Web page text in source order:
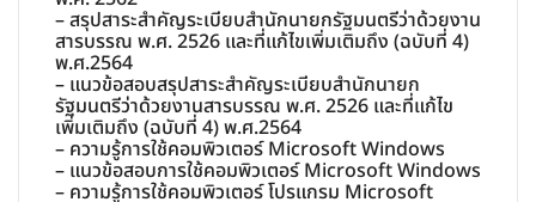
– สรุปสาระสำคัญระเบียบสำนักนายกรัฐมนตรีว่าด้วยงาน
สารบรรณ พ.ศ. 2526 และที่แก้ไขเพิ่มเติมถึง (ฉบับที่ 4)
พ.ศ.2564
– แนวข้อสอบสรุปสาระสำคัญระเบียบสำนักนายก
รัฐมนตรีว่าด้วยงานสารบรรณ พ.ศ. 2526 และที่แก้ไข
เพิ่มเติมถึง (ฉบับที่ 4) พ.ศ.2564
– ความรู้การใช้คอมพิวเตอร์ Microsoft Windows
– แนวข้อสอบการใช้คอมพิวเตอร์ Microsoft Windows
– ความรู้การใช้คอมพิวเตอร์ โปรแกรม Microsoft